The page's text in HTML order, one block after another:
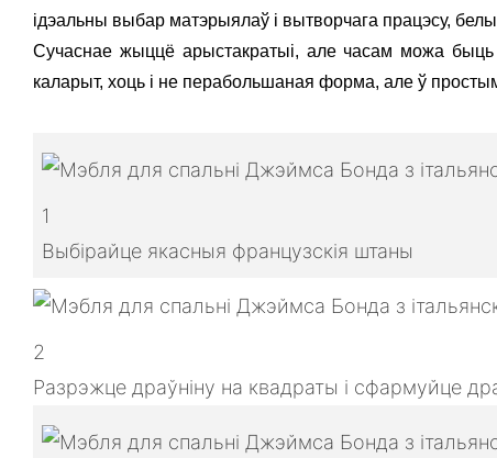
ідэальны выбар матэрыялаў і вытворчага працэсу,
Сучаснае жыццё арыстакратыі, але часам можа
каларыт, хоць і не перабольшаная форма, але ў
1
Выбірайце якасныя французскія штаны
2
Разрэжце драўніну на квадраты і сфармуйце